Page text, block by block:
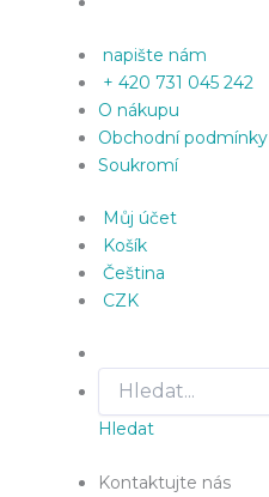
napište nám
+ 420 731 045 242
O nákupu
Obchodní podmínky
Soukromí
Můj účet
Košík
Čeština
CZK
Hledat
Kontaktujte nás